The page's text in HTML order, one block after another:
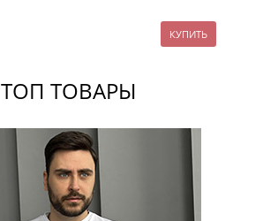
ТОП ТОВАРЫ